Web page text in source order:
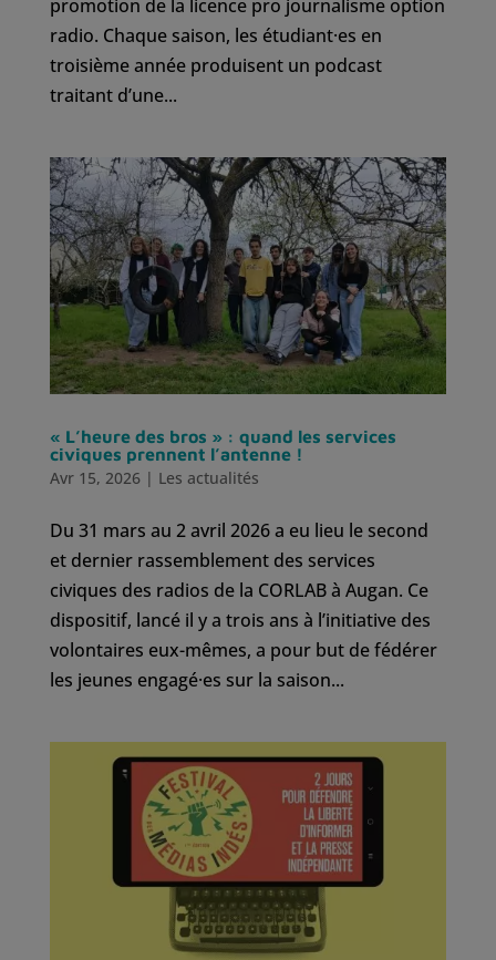
promotion de la licence pro journalisme option
radio. Chaque saison, les étudiant·es en
troisième année produisent un podcast
traitant d’une...
« L’heure des bros » : quand les services
civiques prennent l’antenne !
Avr 15, 2026| Les actualités
Du 31 mars au 2 avril 2026 a eu lieu le second
et dernier rassemblement des services
civiques des radios de la CORLAB à Augan. Ce
dispositif, lancé il y a trois ans à l’initiative des
volontaires eux-mêmes, a pour but de fédérer
les jeunes engagé·es sur la saison...